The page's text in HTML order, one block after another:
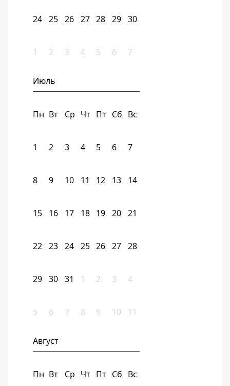
24 25 26 27 28 29 30
1 2 3 4 5 6 7
Июль
Пн Вт Ср Чт Пт Сб Вс
1 2 3 4 5 6 7
8 9 10 11 12 13 14
15 16 17 18 19 20 21
22 23 24 25 26 27 28
29 30 31 1 2 3 4
5 6 7 8 9 10 11
Август
Пн Вт Ср Чт Пт Сб Вс